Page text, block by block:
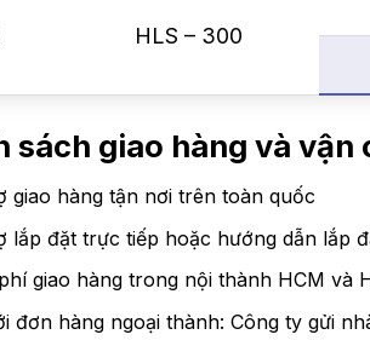
HLS – 300
sách giao hàng và vận
giao hàng tận nơi trên toàn quốc
lắp đặt trực tiếp hoặc hướng dẫn lắp
giao hàng trong nội thành HCM và
đơn hàng ngoại thành: Công ty gửi